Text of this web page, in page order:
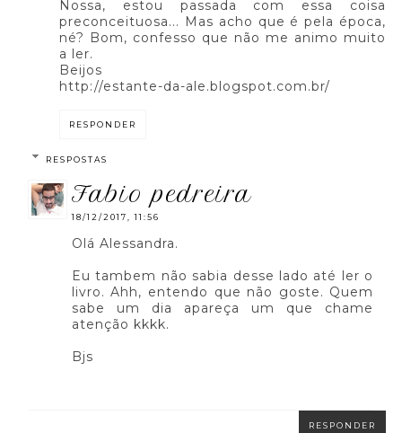
Nossa, estou passada com essa coisa
preconceituosa... Mas acho que é pela época,
né? Bom, confesso que não me animo muito
a ler.
Beijos
http://estante-da-ale.blogspot.com.br/
RESPONDER
RESPOSTAS
fabio pedreira
18/12/2017, 11:56
Olá Alessandra.
Eu tambem não sabia desse lado até ler o
livro. Ahh, entendo que não goste. Quem
sabe um dia apareça um que chame
atenção kkkk.
Bjs
RESPONDER